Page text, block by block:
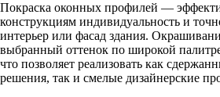
Покраска оконных профилей —
конструкциям индивидуальность и
интерьер или фасад здания.
выбранный оттенок по широкой
что позволяет реализовать как
решения, так и смелые дизайнерские